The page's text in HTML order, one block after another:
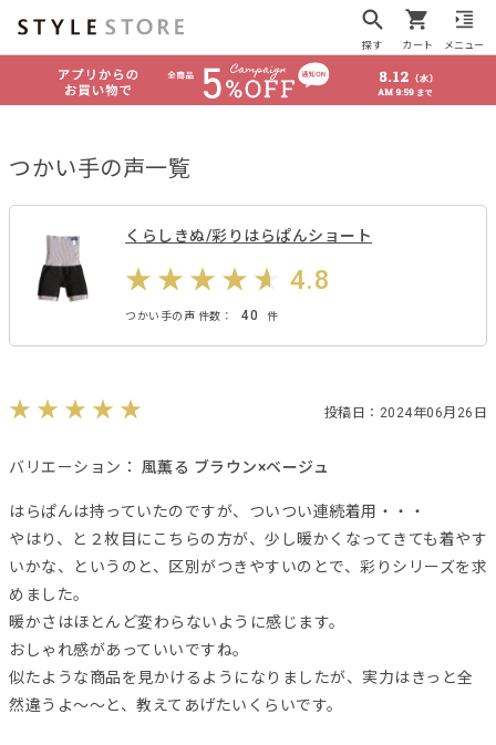
探す カート メニュー
つかい手の声一覧
くらしきぬ/彩りはらぱんショート
4.8
つかい手の声 件数： 40 件
投稿日：2024年06月26日
バリエーション： 風薫る ブラウン×ベージュ
はらぱんは持っていたのですが、ついつい連続着用・・・
やはり、と２枚目にこちらの方が、少し暖かくなってきても着やす
いかな、というのと、区別がつきやすいのとで、彩りシリーズを求
めました。
暖かさはほとんど変わらないように感じます。
おしゃれ感があっていいですね。
似たような商品を見かけるようになりましたが、実力はきっと全
然違うよ～～と、教えてあげたいくらいです。